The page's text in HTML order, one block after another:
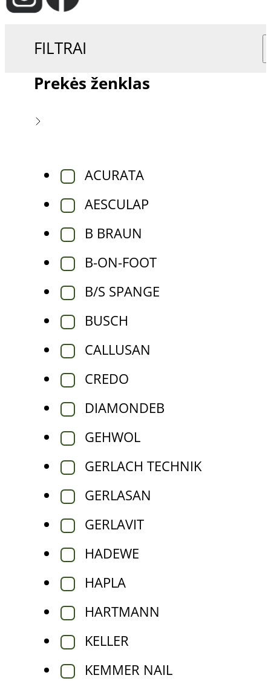
FILTRAI
Prekės ženklas
ACURATA
AESCULAP
B BRAUN
B-ON-FOOT
B/S SPANGE
BUSCH
CALLUSAN
CREDO
DIAMONDEB
GEHWOL
GERLACH TECHNIK
GERLASAN
GERLAVIT
HADEWE
HAPLA
HARTMANN
KELLER
KEMMER NAIL